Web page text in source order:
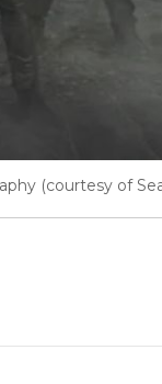
(courtesy of